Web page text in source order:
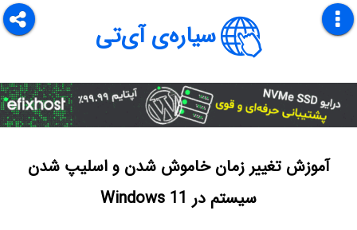
سیاره‌ی آی‌تی
آموزش تغییر زمان خاموش شدن و اسلیپ شدن
سیستم در Windows 11